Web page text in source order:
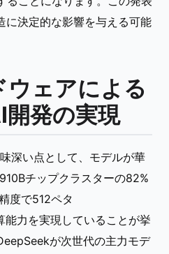
に決定的な影響を与える可能
ウェアによる
開発の実現
深い点として、モデルが華
チップクラスターの82%
度で512ペタ
能力を実現していることが挙
が次世代の主力モデ